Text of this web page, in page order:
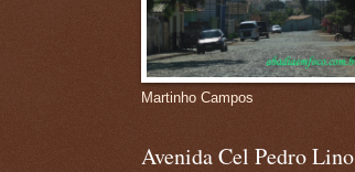
Martinho Campos
Avenida Cel Pedro Lino